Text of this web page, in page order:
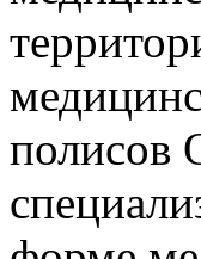
полисов